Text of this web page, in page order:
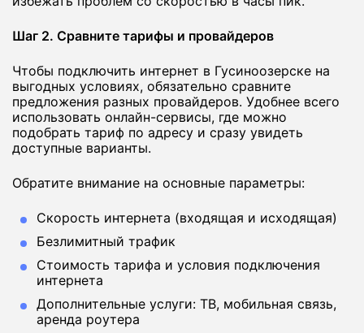
Шаг 2. Сравните тарифы и провайдеров
Чтобы подключить интернет в Гусиноозерске на
выгодных условиях, обязательно сравните
предложения разных провайдеров. Удобнее всего
использовать онлайн-сервисы, где можно
подобрать тариф по адресу и сразу увидеть
доступные варианты.
Обратите внимание на основные параметры:
Скорость интернета (входящая и исходящая)
Безлимитный трафик
Стоимость тарифа и условия подключения
интернета
Дополнительные услуги: ТВ, мобильная связь,
аренда роутера